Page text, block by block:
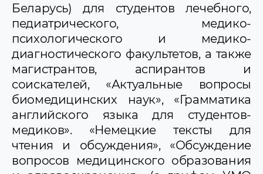
Беларусь) для студентов лечебного,
педиатрического, медико-
психологического и медико-
диагностического факультетов, а также
магистрантов, аспирантов и
соискателей, «Актуальные вопросы
биомедицинских наук», «Грамматика
английского языка для студентов-
медиков». «Немецкие тексты для
чтения и обсуждения», «Обсуждение
вопросов медицинского образования